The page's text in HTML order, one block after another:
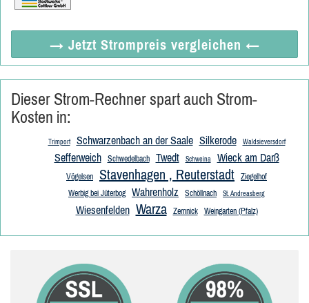
→ Jetzt Strompreis vergleichen ←
Dieser Strom-Rechner spart auch Strom-
Kosten in:
Trimport Schwarzenbach an der Saale Silkerode Waldsieversdorf
Sefferweich Schwedelbach Twedt Schweina Wieck am Darß
Vögelsen Stavenhagen , Reuterstadt
Ziegelhof
Werbig bei Jüterbog
Wahrenholz Schöllnach St. Andreasberg
Wiesenfelden Warza Zemnick Weingarten (Pfalz)